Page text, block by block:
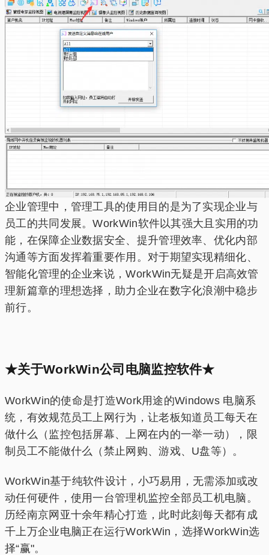
企业管理中，管理工具的使用目的是为了实现企业与
员工的共同发展。WorkWin软件以其强大且实用的功
能，在保障企业数据安全、提升管理效率、优化内部
沟通等方面发挥着重要作用。对于期望实现精细化、
智能化管理的企业来说，WorkWin无疑是开启高效管
理新篇章的理想选择，助力企业在数字化浪潮中稳步
前行。
★关于WorkWin公司电脑监控软件★
WorkWin的使命是打造Work用途的Windows 电脑系
统，有效规范员工上网行为，让老板知道员工每天在
做什么（监控包括屏幕、上网在内的一举一动），限
制员工不能做什么（禁止网购、游戏、U盘等）。
WorkWin基于纯软件设计，小巧易用，无需添加或改
动任何硬件，使用一台管理机监控全部员工机电脑。
历经南京网亚十余年精心打造，此时此刻每天都有成
千上万企业电脑正在运行WorkWin，选择WorkWin选
择“赢"。